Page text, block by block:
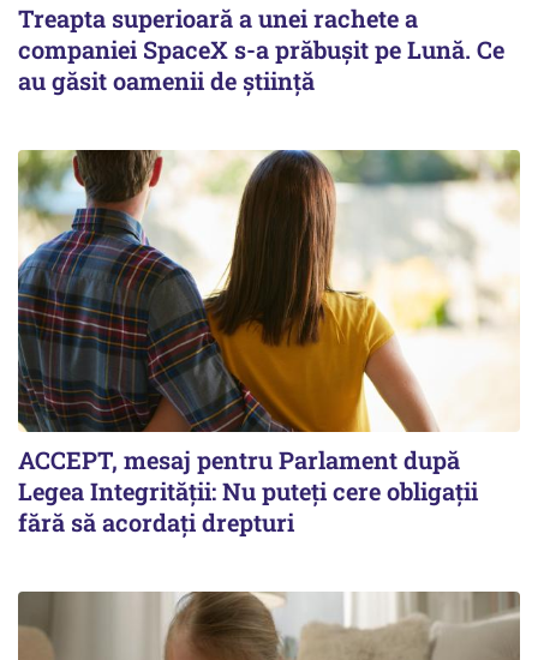
Treapta superioară a unei rachete a
companiei SpaceX s-a prăbușit pe Lună. Ce
au găsit oamenii de știință
ACCEPT, mesaj pentru Parlament după
Legea Integrității: Nu puteți cere obligații
fără să acordați drepturi